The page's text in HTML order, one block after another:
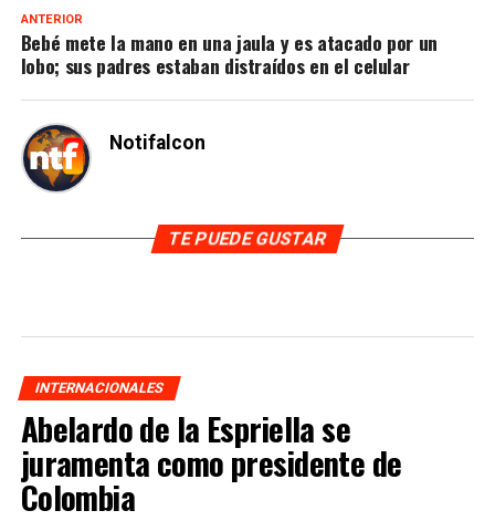
ANTERIOR
Bebé mete la mano en una jaula y es atacado por un
lobo; sus padres estaban distraídos en el celular
Notifalcon
TE PUEDE GUSTAR
INTERNACIONALES
Abelardo de la Espriella se
juramenta como presidente de
Colombia